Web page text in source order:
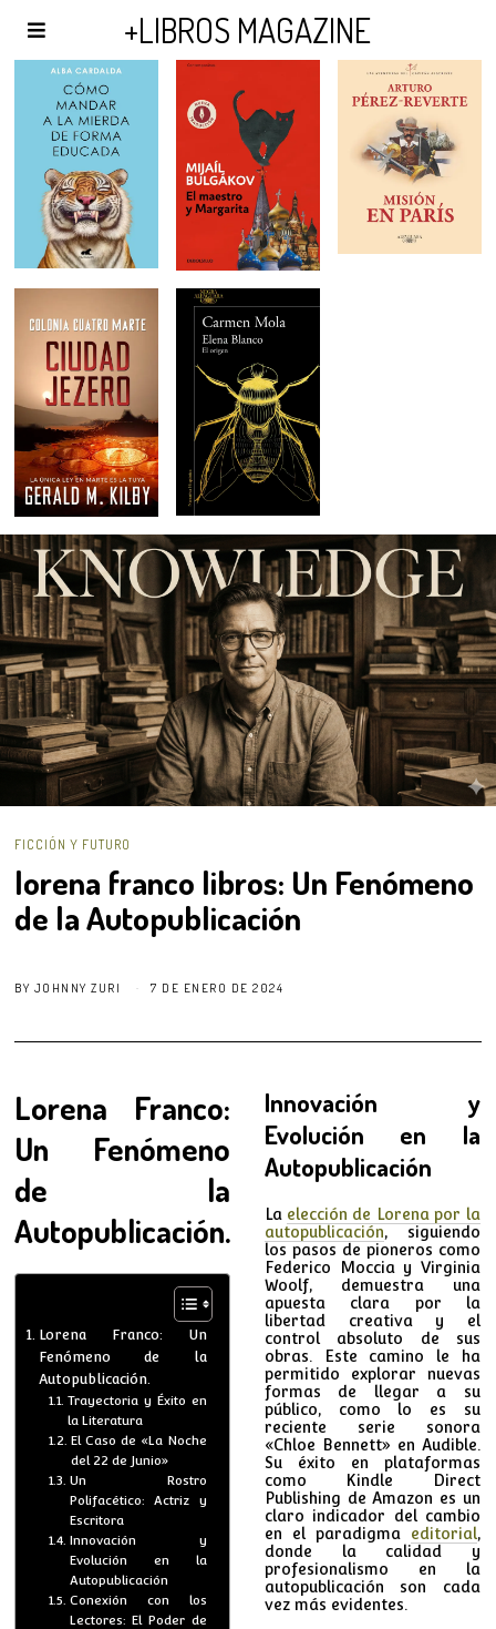
+LIBROS MAGAZINE
FICCIÓN Y FUTURO
lorena franco libros: Un Fenómeno
de la Autopublicación
BY JOHNNY ZURI 7 DE ENERO DE 2024
Lorena Franco:
Un Fenómeno
de la
Autopublicación.
Lorena Franco: Un
Fenómeno de la
Autopublicación.
Trayectoria y Éxito en
la Literatura
El Caso de «La Noche
del 22 de Junio»
Un Rostro
Polifacético: Actriz y
Escritora
Innovación y
Evolución en la
Autopublicación
Conexión con los
Lectores: El Poder de
Innovación y
Evolución en la
Autopublicación
La elección de Lorena por la
autopublicación, siguiendo
los pasos de pioneros como
Federico Moccia y Virginia
Woolf, demuestra una
apuesta clara por la
libertad creativa y el
control absoluto de sus
obras. Este camino le ha
permitido explorar nuevas
formas de llegar a su
público, como lo es su
reciente serie sonora
«Chloe Bennett» en Audible.
Su éxito en plataformas
como Kindle Direct
Publishing de Amazon es un
claro indicador del cambio
en el paradigma editorial,
donde la calidad y
profesionalismo en la
autopublicación son cada
vez más evidentes.